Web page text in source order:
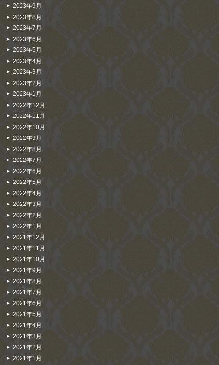
2023年9月
2023年8月
2023年7月
2023年6月
2023年5月
2023年4月
2023年3月
2023年2月
2023年1月
2022年12月
2022年11月
2022年10月
2022年9月
2022年8月
2022年7月
2022年6月
2022年5月
2022年4月
2022年3月
2022年2月
2022年1月
2021年12月
2021年11月
2021年10月
2021年9月
2021年8月
2021年7月
2021年6月
2021年5月
2021年4月
2021年3月
2021年2月
2021年1月